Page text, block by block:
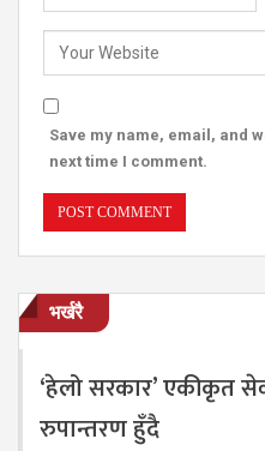
Save my name, email, and
next time I comment.
भर्खरै
‘हेलो सरकार’ एकीकृत
रुपान्तरण हुँदै